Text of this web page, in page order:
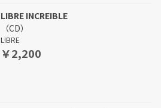
LIBRE INCREIBLE
（CD）
LIBRE
￥2,200